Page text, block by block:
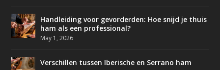
Handleiding voor gevorderden: Hoe snijd je thuis
ham als een professional?
May 1, 2026
Verschillen tussen Iberische en Serrano ham